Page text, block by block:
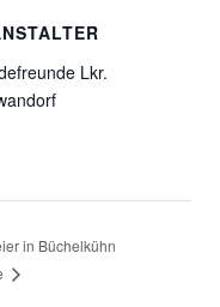
Lkr.
in Büchelkühn